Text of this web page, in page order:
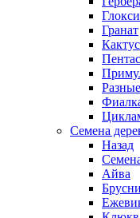
Гранат
Кактус
Пентас
Семена
Назад
Айва